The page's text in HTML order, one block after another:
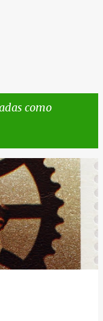
como